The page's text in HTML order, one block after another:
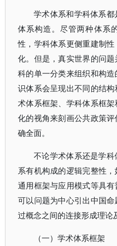
学术体系和学科体系
体系构造。尽管两种体系
性，学科体系更侧重建制
化。但是，真实世界的问
科的单一分类来组织和构
识体系会呈现出不同的结
术体系框架、学科体系框
化的视角来刻画公共政策
确全面。
不论学术体系还是学
系有机构成的逻辑完整性，
通用框架与应用模式等具
可以问题为中心引出中国
过概念之间的连接形成理论
（一）学术体系框架